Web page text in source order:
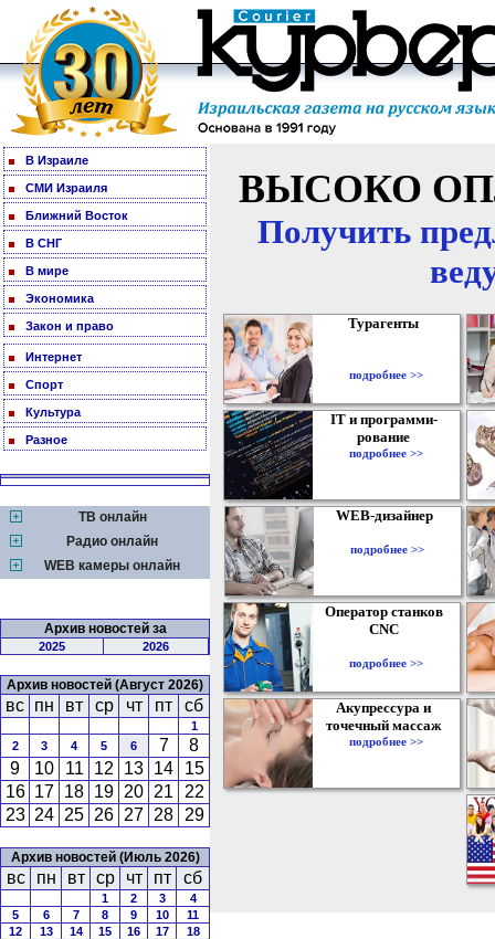
В Израиле
СМИ Израиля
Ближний Восток
В СНГ
В мире
Экономика
Закон и право
Интернет
Спорт
Культура
Разное
ТВ онлайн
Радио онлайн
WEB камеры онлайн
Архив новостей за
2025 2026
Архив новостей (Август 2026)
вс пн вт ср чт пт сб
1
2
3 4 5 6 7
8
9
10 11 12 13 14
15
16 17 18 19 20 21
22
23 24 25 26 27 28 29
Архив новостей (Июль 2026)
вс пн вт ср чт пт сб
1 2 3
4
5
6 7 8 9 10
11
12
13 14 15 16 17
18
ВЫСОКО
Получить
Турагенты
подробнее >>
IT и программи-
рование
подробнее >>
WEB-дизайнер
подробнее >>
Оператор станков
CNC
подробнее >>
Акупрессура и
точечный массаж
подробнее >>